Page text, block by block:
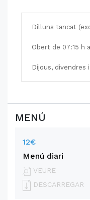
Dilluns tancat
Obert de 07:15 h
Dijous,
MENÚ
12€
Menú diari
VEURE
DESCARREGAR